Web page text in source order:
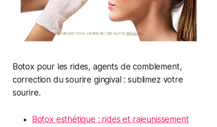
Botox pour les rides, agents de comblement,
correction du sourire gingival : sublimez votre
sourire.
Botox esthétique : rides et rajeunissement